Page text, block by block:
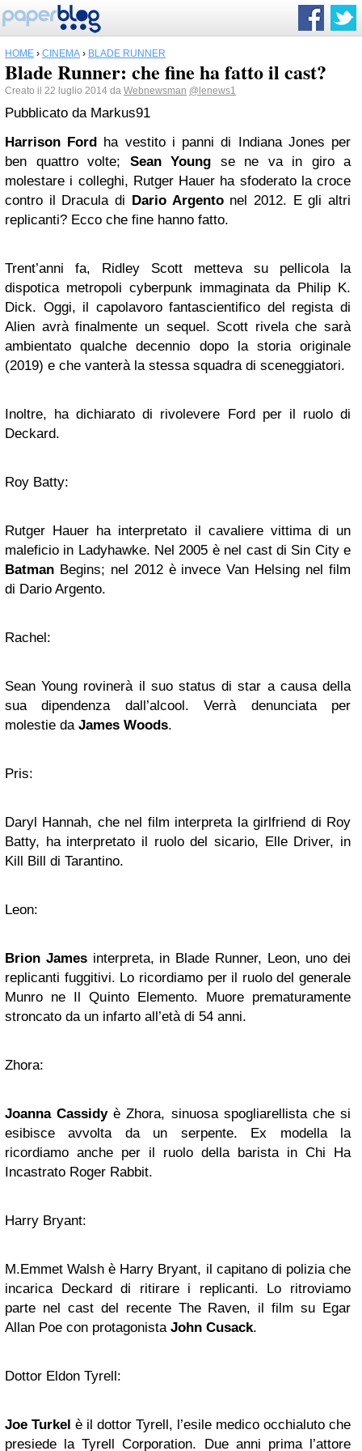
HOME › CINEMA › BLADE RUNNER
Blade Runner: che fine ha fatto il cast?
Creato il 22 luglio 2014 da Webnewsman @lenews1
Pubblicato da Markus91
Harrison Ford ha vestito i panni di Indiana Jones per
ben quattro volte; Sean Young se ne va in giro a
molestare i colleghi, Rutger Hauer ha sfoderato la croce
contro il Dracula di Dario Argentonel 2012. E gli altri
replicanti? Ecco che fine hanno fatto.
Trent’anni fa, Ridley Scott metteva su pellicola la
dispotica metropoli cyberpunk immaginata da Philip K.
Dick. Oggi, il capolavoro fantascientifico del regista di
Alien avrà finalmente un sequel. Scott rivela che sarà
ambientato qualche decennio dopo la storia originale
(2019) e che vanterà la stessa squadra di sceneggiatori.
Inoltre, ha dichiarato di rivolevere Ford per il ruolo di
Deckard.
Roy Batty:
Rutger Hauer ha interpretato il cavaliere vittima di un
maleficio in Ladyhawke. Nel 2005 è nel cast di Sin City e
Batman Begins; nel 2012 è invece Van Helsing nel film
di Dario Argento.
Rachel:
Sean Young rovinerà il suo status di star a causa della
sua dipendenza dall’alcool. Verrà denunciata per
molestie da James Woods.
Pris:
Daryl Hannah, che nel film interpreta la girlfriend di Roy
Batty, ha interpretato il ruolo del sicario, Elle Driver, in
Kill Bill di Tarantino.
Leon:
Brion Jamesinterpreta, in Blade Runner, Leon, uno dei
replicanti fuggitivi. Lo ricordiamo per il ruolo del generale
Munro ne Il Quinto Elemento. Muore prematuramente
stroncato da un infarto all’età di 54 anni.
Zhora:
Joanna Cassidyè Zhora, sinuosa spogliarellista che si
esibisce avvolta da un serpente. Ex modella la
ricordiamo anche per il ruolo della barista in Chi Ha
Incastrato Roger Rabbit.
Harry Bryant:
M.Emmet Walsh è Harry Bryant, il capitano di polizia che
incarica Deckard di ritirare i replicanti. Lo ritroviamo
parte nel cast del recente The Raven, il film su Egar
Allan Poe con protagonista John Cusack.
Dottor Eldon Tyrell:
Joe Turkel è il dottor Tyrell, l’esile medico occhialuto che
presiede la Tyrell Corporation. Due anni prima l’attore